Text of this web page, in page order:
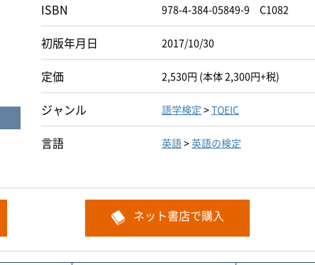
ISBN 978-4-384-05849-9 C1082
初版年月日 2017/10/30
定価 2,530円 (本体 2,300円+税)
ジャンル 語学検定 >TOEIC
言語 英語> 英語の検定
ネット書店で購入